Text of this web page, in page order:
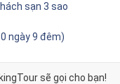
sạn 3 sao
ngày 9 đêm)
sẽ gọi cho bạn!